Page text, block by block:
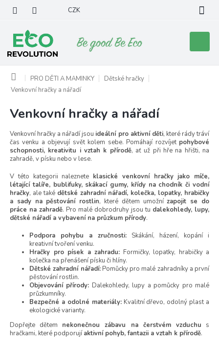
obsah
CZK
košík
Domů PRO DĚTI A MAMINKY
Dětské hračky
Venkovní hračky a nářadí
Venkovní hračky a nářadí
Venkovní hračky a nářadí jsou ideální pro aktivní děti, které rády tráví
čas venku a objevují svět kolem sebe. Pomáhají rozvíjet pohybové
schopnosti, kreativitu i vztah k přírodě, ať už při hře na hřišti, na
zahradě, v písku nebo v lese.
V této kategorii naleznete klasické venkovní hračky jako míče,
létající talíře, bublifuky, skákací gumy, křídy na chodník či vodní
hračky, ale také dětské zahradní nářadí, kolečka, lopatky, hrabičky
a sady na pěstování rostlin, které dětem umožnízapojit se do
práce na zahradě. Pro malé dobrodruhy jsou tu dalekohledy, lupy,
dětské nářadí a vybavení na průzkum přírody.
Podpora pohybu a zručnosti: Skákání, házení, kopání i
kreativní tvoření venku.
Hračky pro písek a zahradu: Formičky, lopatky, hrabičky a
kolečka na přenášení písku či hlíny.
Dětské zahradní nářadí:Pomůcky pro malé zahradníky a první
pěstování rostlin.
Objevování přírody: Dalekohledy, lupy a pomůcky pro malé
průzkumníky.
Bezpečné a odolné materiály:Kvalitní dřevo, odolný plast a
ekologické varianty.
Dopřejte dětem nekonečnou zábavu na čerstvém vzduchu s
hračkami, které podporujíaktivní pohyb, fantazii a vztah k přírodě.